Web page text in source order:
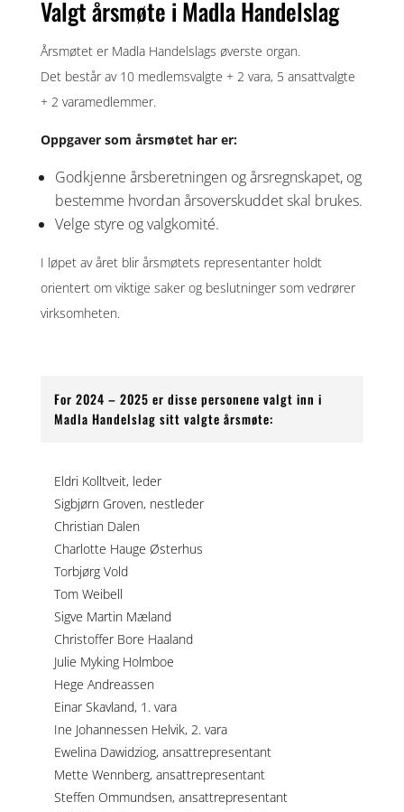
Valgt årsmøte i Madla Handelslag
Årsmøtet er Madla Handelslags øverste organ.
Det består av 10 medlemsvalgte + 2 vara, 5 ansattvalgte
+ 2 varamedlemmer.
Oppgaver som årsmøtet har er:
Godkjenne årsberetningen og årsregnskapet, og
bestemme hvordan årsoverskuddet skal brukes.
Velge styre og valgkomité.
​I løpet av året blir årsmøtets representanter holdt
orientert om viktige saker og beslutninger som vedrører
virksomheten.
For 2024 – 2025 er disse personene valgt inn i
Madla Handelslag sitt valgte årsmøte:
Eldri Kolltveit, leder
Sigbjørn Groven, nestleder
Christian Dalen
Charlotte Hauge Østerhus
Torbjørg Vold
Tom Weibell
Sigve Martin Mæland
Christoffer Bore Haaland
Julie Myking Holmboe
Hege Andreassen
Einar Skavland, 1. vara
Ine Johannessen Helvik, 2. vara
Ewelina Dawidziog, ansattrepresentant
Mette Wennberg, ansattrepresentant
Steffen Ommundsen, ansattrepresentant